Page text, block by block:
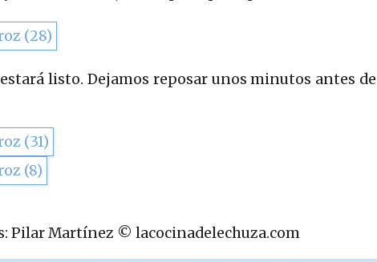
listo. Dejamos reposar unos minutos antes de
Pilar Martínez © lacocinadelechuza.com